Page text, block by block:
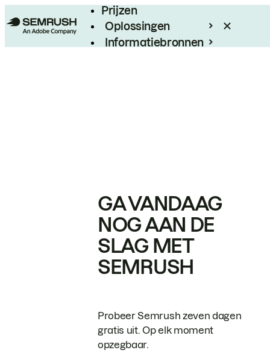
Prijzen
Oplossingen
Informatiebronnen
GA VANDAAG
NOG AAN DE
SLAG MET
SEMRUSH
Probeer Semrush zeven dagen
gratis uit. Op elk moment
opzegbaar.